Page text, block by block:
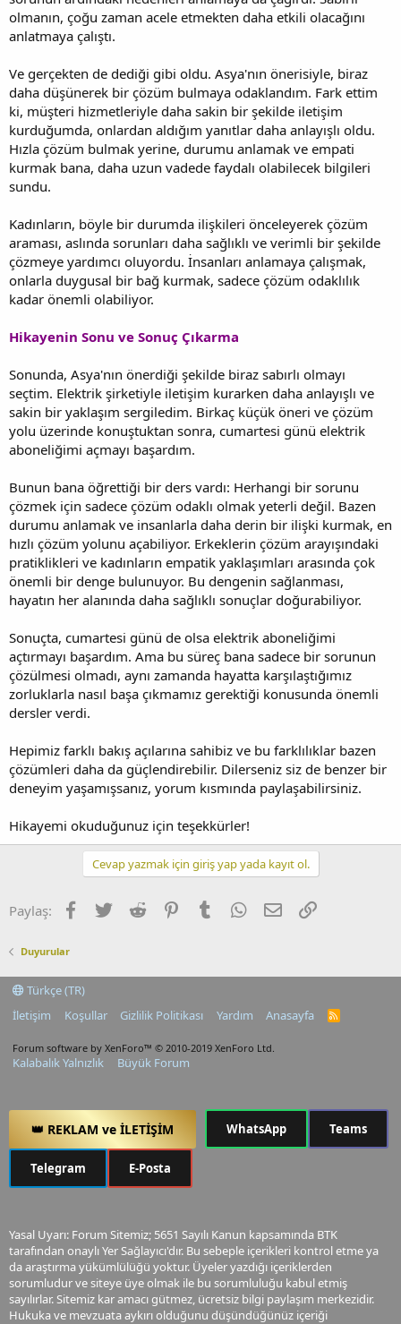
olmanın, çoğu zaman acele etmekten daha etkili olacağını
anlatmaya çalıştı.
Ve gerçekten de dediği gibi oldu. Asya'nın önerisiyle, biraz
daha düşünerek bir çözüm bulmaya odaklandım. Fark ettim
ki, müşteri hizmetleriyle daha sakin bir şekilde iletişim
kurduğumda, onlardan aldığım yanıtlar daha anlayışlı oldu.
Hızla çözüm bulmak yerine, durumu anlamak ve empati
kurmak bana, daha uzun vadede faydalı olabilecek bilgileri
sundu.
Kadınların, böyle bir durumda ilişkileri önceleyerek çözüm
araması, aslında sorunları daha sağlıklı ve verimli bir şekilde
çözmeye yardımcı oluyordu. İnsanları anlamaya çalışmak,
onlarla duygusal bir bağ kurmak, sadece çözüm odaklılık
kadar önemli olabiliyor.
Hikayenin Sonu ve Sonuç Çıkarma
Sonunda, Asya'nın önerdiği şekilde biraz sabırlı olmayı
seçtim. Elektrik şirketiyle iletişim kurarken daha anlayışlı ve
sakin bir yaklaşım sergiledim. Birkaç küçük öneri ve çözüm
yolu üzerinde konuştuktan sonra, cumartesi günü elektrik
aboneliğimi açmayı başardım.
Bunun bana öğrettiği bir ders vardı: Herhangi bir sorunu
çözmek için sadece çözüm odaklı olmak yeterli değil. Bazen
durumu anlamak ve insanlarla daha derin bir ilişki kurmak, en
hızlı çözüm yolunu açabiliyor. Erkeklerin çözüm arayışındaki
pratiklikleri ve kadınların empatik yaklaşımları arasında çok
önemli bir denge bulunuyor. Bu dengenin sağlanması,
hayatın her alanında daha sağlıklı sonuçlar doğurabiliyor.
Sonuçta, cumartesi günü de olsa elektrik aboneliğimi
açtırmayı başardım. Ama bu süreç bana sadece bir sorunun
çözülmesi olmadı, aynı zamanda hayatta karşılaştığımız
zorluklarla nasıl başa çıkmamız gerektiği konusunda önemli
dersler verdi.
Hepimiz farklı bakış açılarına sahibiz ve bu farklılıklar bazen
çözümleri daha da güçlendirebilir. Dilerseniz siz de benzer bir
deneyim yaşamışsanız, yorum kısmında paylaşabilirsiniz.
Hikayemi okuduğunuz için teşekkürler!
Cevap yazmak için giriş yap yada kayıt ol.
Paylaş: Facebook
TwitterReddit PinterestTumblrWhatsApp
E-postaLink
Duyurular
Türkçe (TR)
İletişim
Koşullar Gizlilik Politikası Yardım Anasayfa
R
Forum software by XenForo™ © 2010-2019 XenForo Ltd.
Kalabalık Yalnızlık Büyük Forum
👑 REKLAM ve İLETİŞİM WhatsApp Teams
Telegram E-Posta
Yasal Uyarı: Forum Sitemiz; 5651 Sayılı Kanun kapsamında BTK
tarafından onaylı Yer Sağlayıcı'dır. Bu sebeple içerikleri kontrol etme ya
da araştırma yükümlülüğü yoktur. Üyeler yazdığı içeriklerden
sorumludur ve siteye üye olmak ile bu sorumluluğu kabul etmiş
sayılırlar. Sitemiz kar amacı gütmez, ücretsiz bilgi paylaşım merkezidir.
Hukuka ve mevzuata aykırı olduğunu düşündüğünüz içeriği